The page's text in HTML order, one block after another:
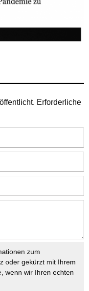
Erforderliche
zum
oder gekürzt mit Ihrem
wenn wir Ihren echten